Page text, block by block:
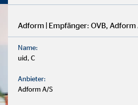
Adform | Empfänger: OVB, Adform
Name:
uid, C
Anbieter:
Adform A/S